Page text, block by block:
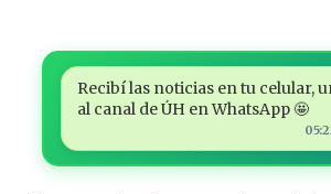
Recibí las noticias en tu celular,
al canal de ÚH en WhatsApp 🤩